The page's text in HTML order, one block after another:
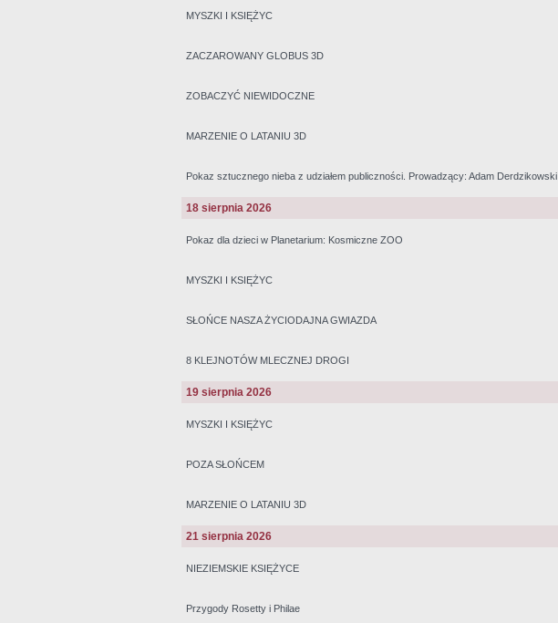
MYSZKI I KSIĘŻYC
ZACZAROWANY GLOBUS 3D
ZOBACZYĆ NIEWIDOCZNE
MARZENIE O LATANIU 3D
Pokaz sztucznego nieba z udziałem publiczności. Prowadzący: Adam Derdzikowski
18 sierpnia 2026
Pokaz dla dzieci w Planetarium: Kosmiczne ZOO
MYSZKI I KSIĘŻYC
SŁOŃCE NASZA ŻYCIODAJNA GWIAZDA
8 KLEJNOTÓW MLECZNEJ DROGI
19 sierpnia 2026
MYSZKI I KSIĘŻYC
POZA SŁOŃCEM
MARZENIE O LATANIU 3D
21 sierpnia 2026
NIEZIEMSKIE KSIĘŻYCE
Przygody Rosetty i Philae